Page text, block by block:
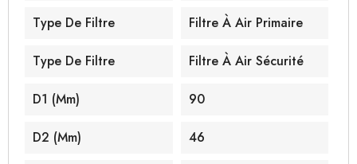
Type De Filtre Filtre À Air Primaire
Type De Filtre Filtre À Air Sécurité
D1 (mm) 90
D2 (mm) 46